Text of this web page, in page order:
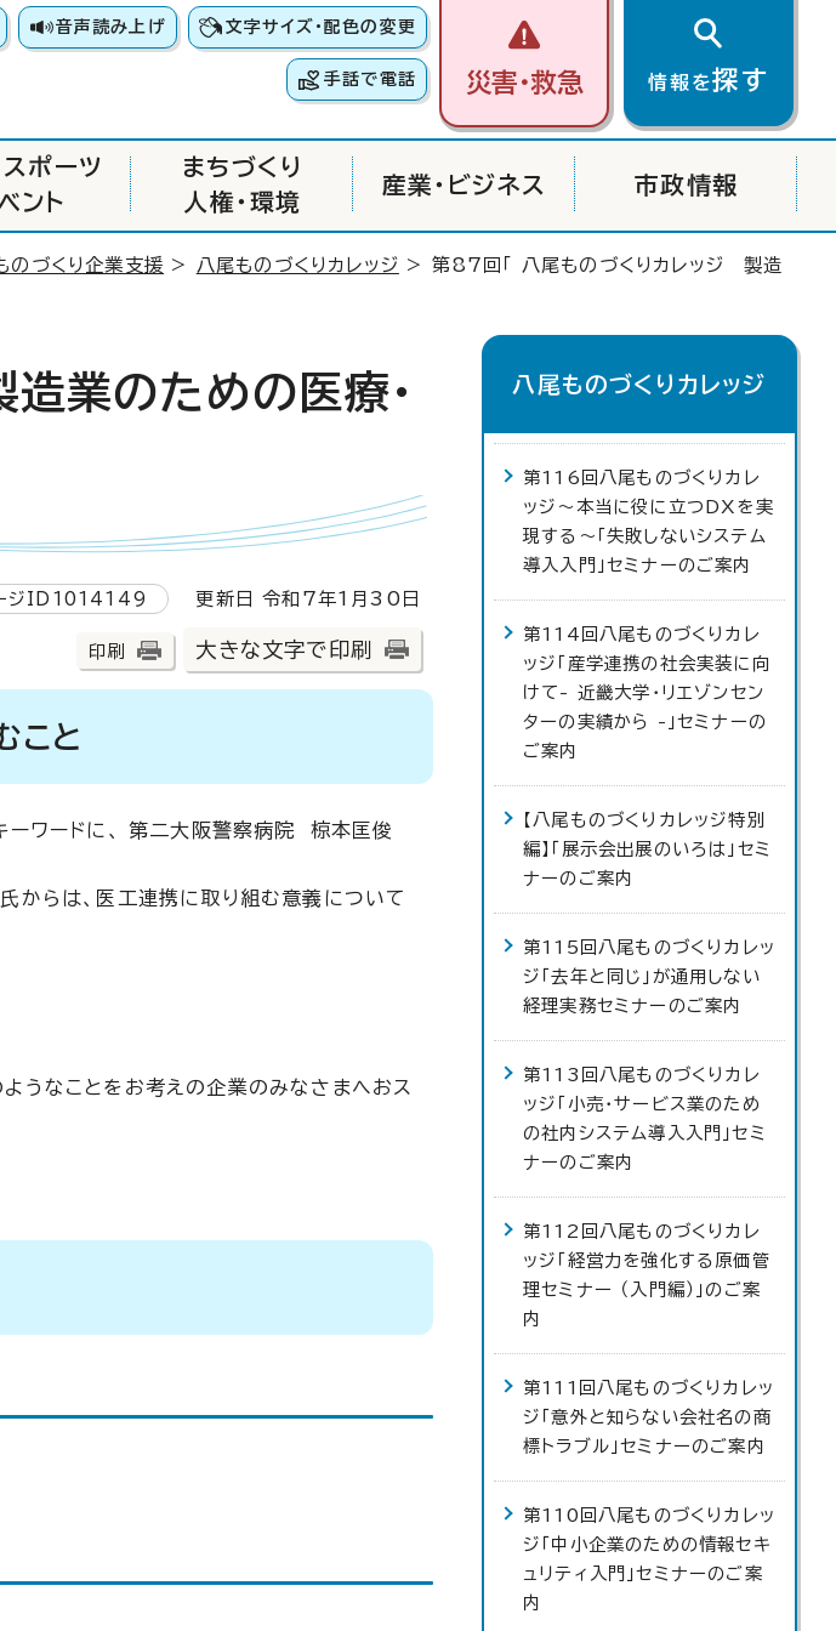
音声読み上げ 文字サイズ・配色の変更
手話で電話 災害・救急 情報を探す
スポーツ
ント
まちづくり
人権・環境
産業・ビジネス 市政情報
のづくり企業支援 > 八尾ものづくりカレッジ > 第87回「 八尾ものづくりカレッジ 製造
業のための医療・
ジID1014149 更新日 令和7年1月30日
印刷 大きな文字で印刷
こと
ーワードに、 第二大阪警察病院 椋本匡俊
からは、医工連携に取り組む意義について
うなことをお考えの企業のみなさまへおス
八尾ものづくりカレッジ
第116回八尾ものづくりカレ
ッジ～本当に役に立つDXを実
現する～「失敗しないシステム
導入入門」セミナーのご案内
第114回八尾ものづくりカレ
ッジ「産学連携の社会実装に向
けて- 近畿大学・リエゾンセン
ターの実績から -」セミナーの
ご案内
【八尾ものづくりカレッジ特別
編】「展示会出展のいろは」セミ
ナーのご案内
第115回八尾ものづくりカレッ
ジ「去年と同じ」が通用しない
経理実務セミナーのご案内
第113回八尾ものづくりカレ
ッジ「小売・サービス業のため
の社内システム導入入門」セミ
ナーのご案内
第112回八尾ものづくりカレ
ッジ「経営力を強化する原価管
理セミナー （入門編）」のご案
内
第111回八尾ものづくりカレッ
ジ「意外と知らない会社名の商
標トラブル」セミナーのご案内
第110回八尾ものづくりカレッ
ジ「中小企業のための情報セキ
ュリティ入門」セミナーのご案
内